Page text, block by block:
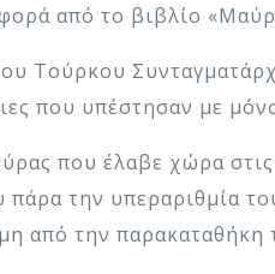
από το βιβλίο
Τούρκου
που υπέστησαν με
που έλαβε χώρα
την υπεραριθμία
από την